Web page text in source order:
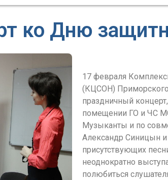
ко Дню
17 февраля
(КЦСОН) Приморского
праздничный
помещении ГО и ЧС
Музыканты и по
Александр Синицын
присутствующих
неоднократно
полюбиться